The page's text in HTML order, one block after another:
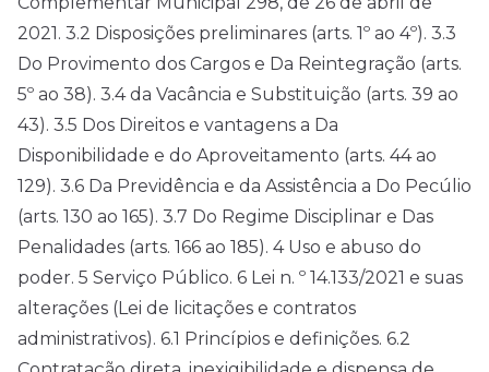
2021. 3.2 Disposições preliminares (arts. 1º ao 4º). 3.3
Do Provimento dos Cargos e Da Reintegração (arts.
5º ao 38). 3.4 da Vacância e Substituição (arts. 39 ao
43). 3.5 Dos Direitos e vantagens a Da
Disponibilidade e do Aproveitamento (arts. 44 ao
129). 3.6 Da Previdência e da Assistência a Do Pecúlio
(arts. 130 ao 165). 3.7 Do Regime Disciplinar e Das
Penalidades (arts. 166 ao 185). 4 Uso e abuso do
poder. 5 Serviço Público. 6 Lei n. º 14.133/2021 e suas
alterações (Lei de licitações e contratos
administrativos). 6.1 Princípios e definições. 6.2